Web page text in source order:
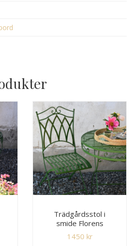
Trädgårdsstol i
smide Florens
1450 kr